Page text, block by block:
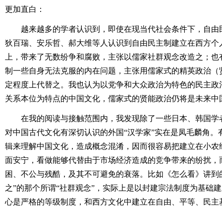
更加直白：
越来越多的学者认识到，即使在现当代社会条件下，自
狄百瑞、安乐哲、郝大维等人认识到自由民主制建立在西方
上，带来了无数纷争和腐败，主张以儒家社群观念改造之；
制一些自身无法克服的内在问题，主张用儒家式的精英政治（
定程度上代替之。我也认为以党争和大众政治为特色的民主
关系本位为特点的中国文化，儒家式的贤能政治仍将是未来
在我的阅读与接触范围内，我发现除了一些日本、韩国
对中国古代文化有深切认识的外国“汉学家”实在是凤毛麟角
辑来理解中国文化，造成概念混淆，因而很容易把建立在小
面安宁，看做能够代替由于市场经济造成的竞争带来的纷扰
困、不公与残酷，及其不可避免的衰落。比如《怎么看》讲
之”的那个所谓“社群观念”，实际上是以封建宗法制度为基础
心是严格的等级制度，和西方文化中建立在自由、平等、民